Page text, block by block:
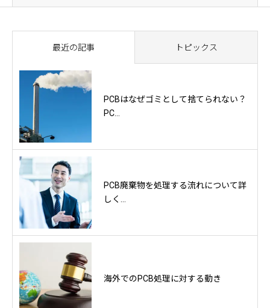
最近の記事 トピックス
PCBはなぜゴミとして捨てられない？
PC...
PCB廃棄物を処理する流れについて詳
しく...
海外でのPCB処理に対する動き